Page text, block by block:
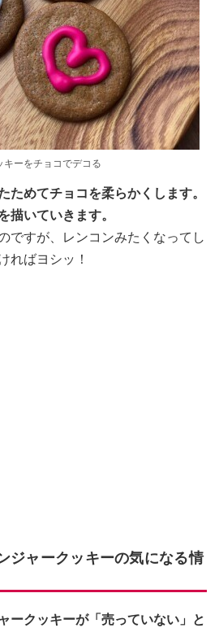
ーをチョコでデコる
ためてチョコを柔らかくします。
描いていきます。
ですが、レンコンみたくなってし
ればヨシッ！
ジャークッキーの気になる情
ークッキーが「売っていない」と